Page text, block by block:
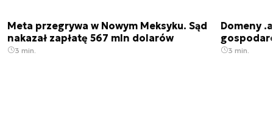
Meta przegrywa w Nowym Meksyku. Sąd
nakazał zapłatę 567 mln dolarów
3 min.
Domeny
3 min.